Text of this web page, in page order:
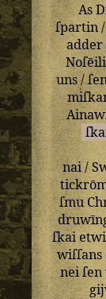
As
ſpartin
adder
uns/
nai/
ſmu
ſkai
wiſſans
neiſen